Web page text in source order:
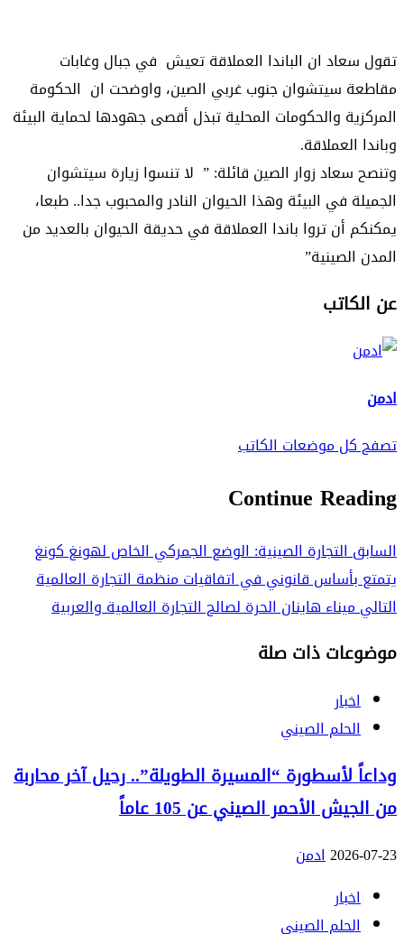
تقول سعاد ان الباندا العملاقة تعيش في جبال وغابات
مقاطعة سيتشوان جنوب غربي الصين، واوضحت ان الحكومة
المركزية والحكومات المحلية تبذل أقصى جهودها لحماية البيئة
وباندا العملاقة.
وتنصح سعاد زوار الصين قائلة: ” لا تنسوا زيارة سيتشوان
الجميلة في البيئة وهذا الحيوان النادر والمحبوب جدا.. طبعا،
يمكنكم أن تروا باندا العملاقة في حديقة الحيوان بالعديد من
المدن الصينية”
عن الكاتب
ادمن
تصفح كل موضعات الكاتب
Continue Reading
السابقالتجارة الصينية: الوضع الجمركي الخاص لهونغ كونغ
يتمتع بأساس قانوني في اتفاقيات منظمة التجارة العالمية
التاليميناء هاينان الحرة لصالح التجارة العالمية والعربية
موضوعات ذات صلة
اخبار
الحلم الصيني
وداعاً لأسطورة “المسيرة الطويلة”.. رحيل آخر محاربة
من الجيش الأحمر الصيني عن 105 عاماً
2026-07-23ادمن
اخبار
الحلم الصيني